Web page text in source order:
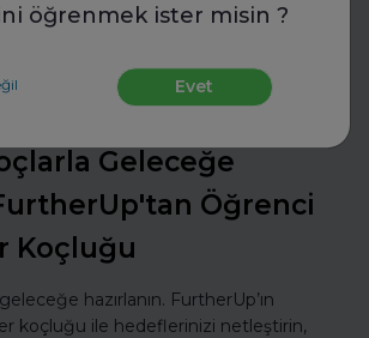
öğrenmek ister misin ?
Evet
Geleceğe
Öğrenci
Koçluğu
hazırlanın. FurtherUp’ın
koçluğu ile hedeflerinizi netleştirin,